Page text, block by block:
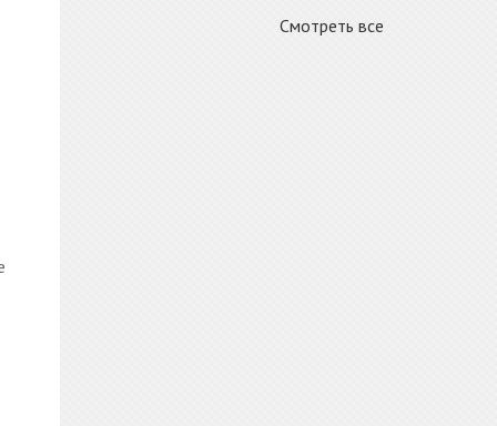
и
Смотреть все